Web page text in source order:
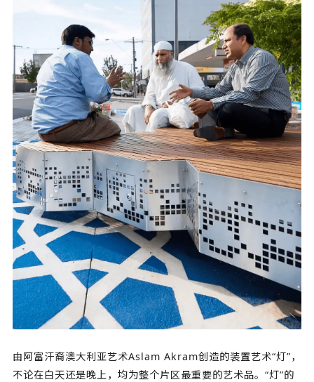
由阿富汗裔澳大利亚艺术Aslam Akram创造的装置艺术“灯”，
不论在白天还是晚上，均为整个片区最重要的艺术品。“灯”的